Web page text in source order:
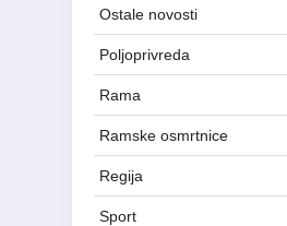
Ostale novosti
Poljoprivreda
Rama
Ramske osmrtnice
Regija
Sport